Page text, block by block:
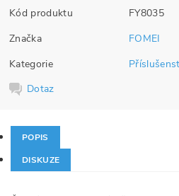
Kód produktu
FY8035
Značka
FOMEI
Kategorie
Dotaz
POPIS
DISKUZE